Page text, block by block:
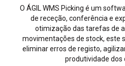
O ÁGIL WMS Picking é um
de receção, conferência e
otimização das tarefas de
movimentações de stock, este
eliminar erros de registo,
produtividade dos